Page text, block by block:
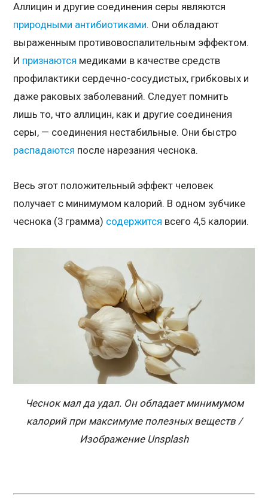
Аллицин и другие соединения серы являются
природными антибиотиками. Они обладают
выраженным противовоспалительным эффектом.
И признаются медиками в качестве средств
профилактики сердечно-сосудистых, грибковых и
даже раковых заболеваний. Следует помнить
лишь то, что аллицин, как и другие соединения
серы, — соединения нестабильные. Они быстро
распадаются после нарезания чеснока.
Весь этот положительный эффект человек
получает с минимумом калорий. В одном зубчике
чеснока (3 грамма) содержится всего 4,5 калории.
Чеснок мал да удал. Он обладает минимумом
калорий при максимуме полезных веществ /
Изображение Unsplash